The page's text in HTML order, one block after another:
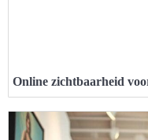
Online zichtbaarheid